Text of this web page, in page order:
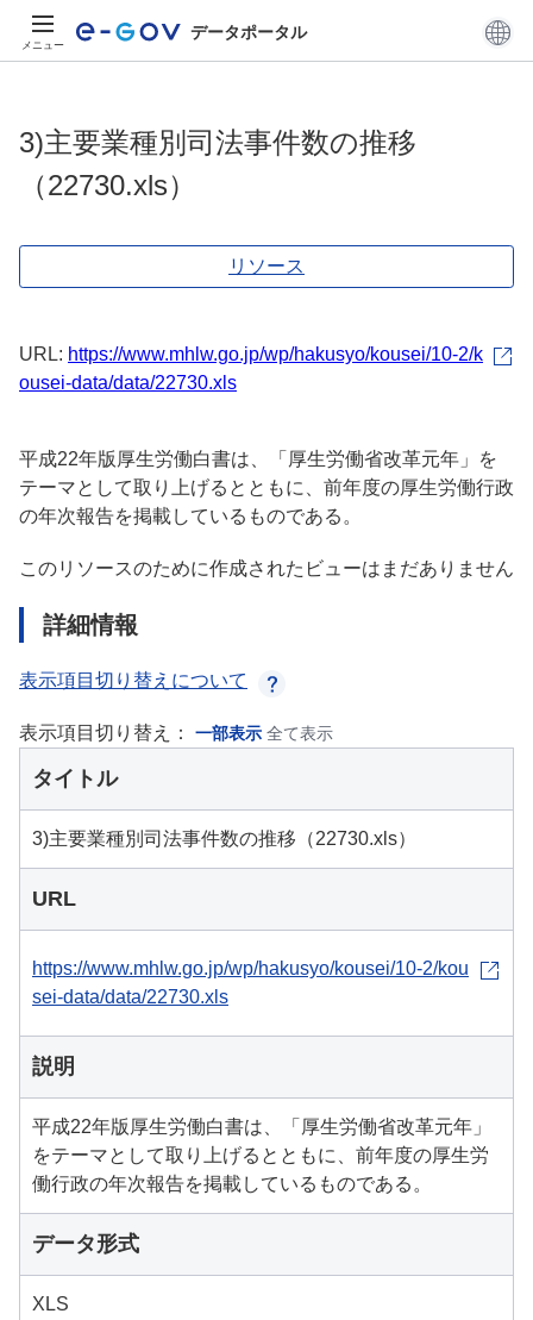
メニュー
データポータル
3)主要業種別司法事件数の推移
（22730.xls）
リソース
URL: https://www.mhlw.go.jp/wp/hakusyo/kousei/10-2/k
ousei-data/data/22730.xls
平成22年版厚生労働白書は、「厚生労働省改革元年」を
テーマとして取り上げるとともに、前年度の厚生労働行政
の年次報告を掲載しているものである。
このリソースのために作成されたビューはまだありません
詳細情報
表示項目切り替えについて
表示項目切り替え： 一部表示 全て表示
タイトル
3)主要業種別司法事件数の推移（22730.xls）
URL
https://www.mhlw.go.jp/wp/hakusyo/kousei/10-2/kou
sei-data/data/22730.xls
説明
平成22年版厚生労働白書は、「厚生労働省改革元年」
をテーマとして取り上げるとともに、前年度の厚生労
働行政の年次報告を掲載しているものである。
データ形式
XLS